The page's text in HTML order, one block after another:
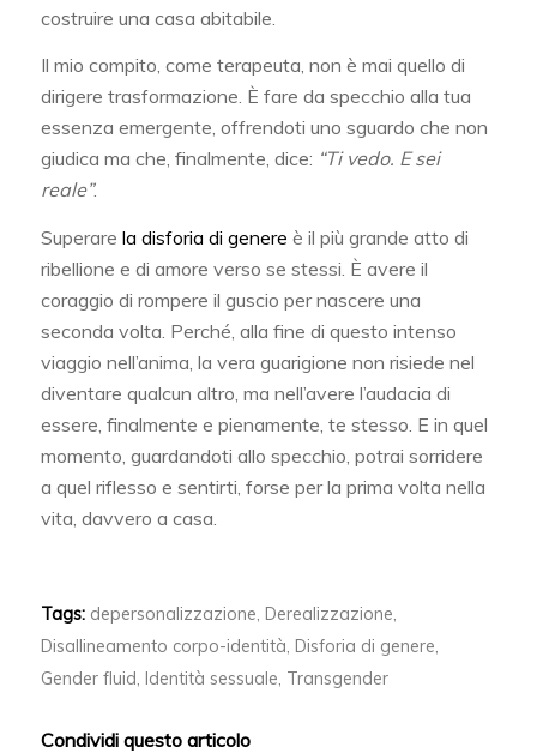
costruire una casa abitabile.
Il mio compito, come terapeuta, non è mai quello di
dirigere trasformazione. È fare da specchio alla tua
essenza emergente, offrendoti uno sguardo che non
giudica ma che, finalmente, dice: “Ti vedo. E sei
reale”.
Superare la disforia di genere è il più grande atto di
ribellione e di amore verso se stessi. È avere il
coraggio di rompere il guscio per nascere una
seconda volta. Perché, alla fine di questo intenso
viaggio nell’anima, la vera guarigione non risiede nel
diventare qualcun altro, ma nell’avere l’audacia di
essere, finalmente e pienamente, te stesso. E in quel
momento, guardandoti allo specchio, potrai sorridere
a quel riflesso e sentirti, forse per la prima volta nella
vita, davvero a casa.
Tags: depersonalizzazione, Derealizzazione,
Disallineamento corpo-identità, Disforia di genere,
Gender fluid, Identità sessuale, Transgender
Condividi questo articolo